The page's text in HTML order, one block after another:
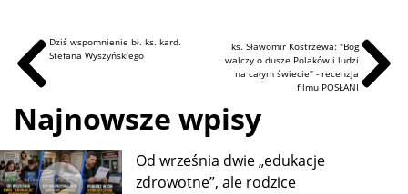
Dziś wspomnienie bł. ks. kard.
Stefana Wyszyńskiego
ks. Sławomir Kostrzewa: "Bóg
walczy o dusze Polaków i ludzi
na całym świecie" - recenzja
filmu POSŁANI
Najnowsze wpisy
Od września dwie „edukacje
zdrowotne”, ale rodzice